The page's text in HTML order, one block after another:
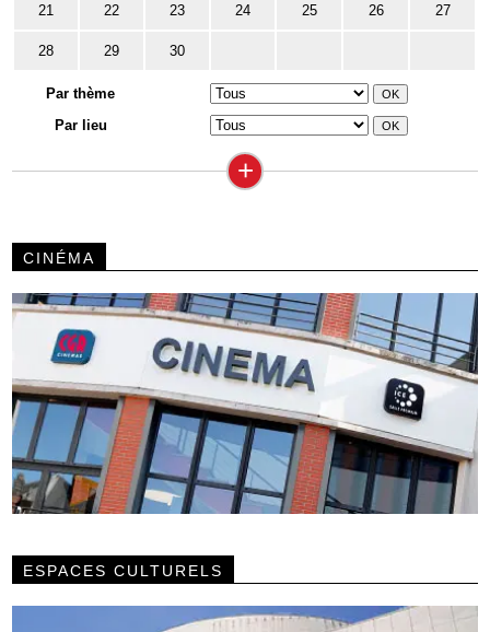
21 22 23 24 25 26 27
28 29 30
Par thème
Par lieu
+
CINÉMA
ESPACES CULTURELS